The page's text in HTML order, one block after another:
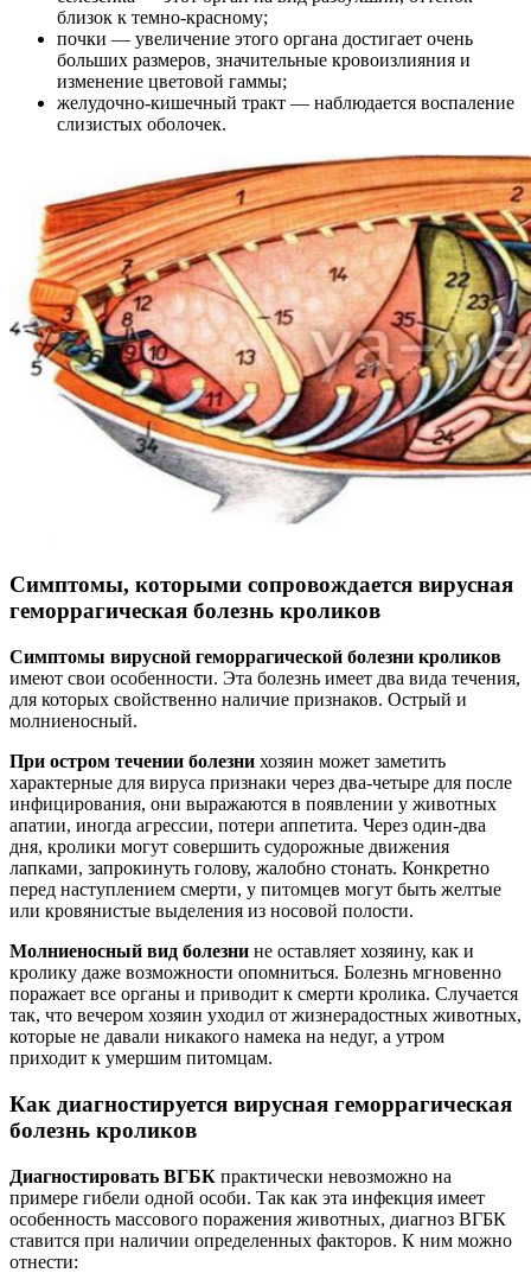
близок к темно-красному;
почки — увеличение этого органа достигает очень
больших размеров, значительные кровоизлияния и
изменение цветовой гаммы;
желудочно-кишечный тракт — наблюдается воспаление
слизистых оболочек.
Симптомы, которыми сопровождается вирусная
геморрагическая болезнь кроликов
Симптомы вирусной геморрагической болезни кроликов
имеют свои особенности. Эта болезнь имеет два вида течения,
для которых свойственно наличие признаков. Острый и
молниеносный.
При остром течении болезни хозяин может заметить
характерные для вируса признаки через два-четыре для после
инфицирования, они выражаются в появлении у животных
апатии, иногда агрессии, потери аппетита. Через один-два
дня, кролики могут совершить судорожные движения
лапками, запрокинуть голову, жалобно стонать. Конкретно
перед наступлением смерти, у питомцев могут быть желтые
или кровянистые выделения из носовой полости.
Молниеносный вид болезни не оставляет хозяину, как и
кролику даже возможности опомниться. Болезнь мгновенно
поражает все органы и приводит к смерти кролика. Случается
так, что вечером хозяин уходил от жизнерадостных животных,
которые не давали никакого намека на недуг, а утром
приходит к умершим питомцам.
Как диагностируется вирусная геморрагическая
болезнь кроликов
Диагностировать ВГБК практически невозможно на
примере гибели одной особи. Так как эта инфекция имеет
особенность массового поражения животных, диагноз ВГБК
ставится при наличии определенных факторов. К ним можно
отнести: